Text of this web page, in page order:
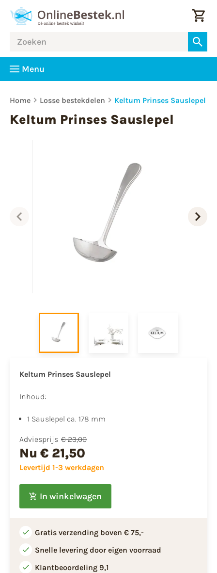
Menu
Home Losse bestekdelen Keltum Prinses Sauslepel
Keltum Prinses Sauslepel
Keltum Prinses Sauslepel
Inhoud:
1 Sauslepel ca. 178 mm
Adviesprijs € 23,00
Nu € 21,50
Levertijd 1-3 werkdagen
In winkelwagen
Gratis verzending boven € 75,-
Snelle levering door eigen voorraad
Klantbeoordeling 9,1